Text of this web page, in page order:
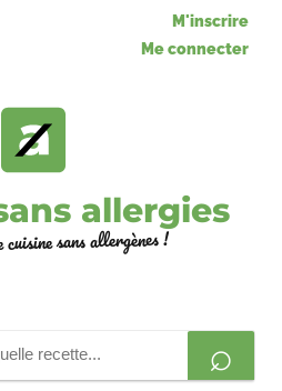
M'inscrire
Me connecter
allergies
sans allergènes !